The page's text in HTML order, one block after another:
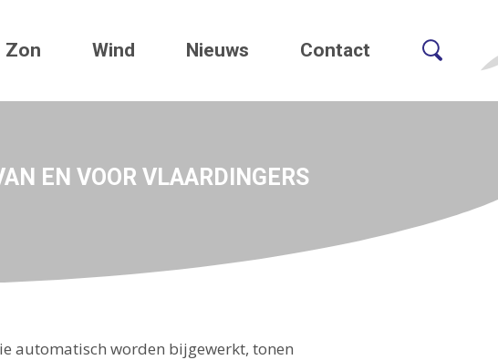
Zon Wind Nieuws Contact
EN VOOR VLAARDINGERS
automatisch worden bijgewerkt, tonen